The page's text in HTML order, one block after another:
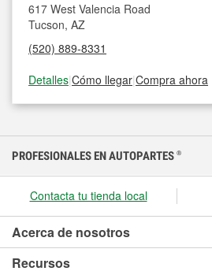
617 West Valencia Road
Tucson, AZ
(520) 889-8331
Detalles|Cómo llegar|Compra ahora
PROFESIONALES EN AUTOPARTES ®
Contacta tu tienda local
Acerca de nosotros
Recursos